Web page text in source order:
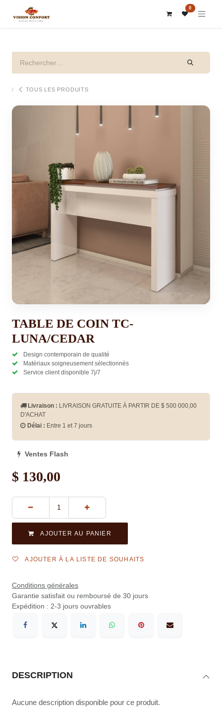
0
TOUS LES PRODUITS
TABLE DE COIN TC-
LUNA/CEDAR
Design contemporain de qualité
Matériaux soigneusement sélectionnés
Service client disponible 7j/7
Livraison : LIVRAISON GRATUITE À PARTIR DE $ 500 000,00
D'ACHAT
Délai : Entre 1 et 7 jours
Ventes Flash
$ 130,00
AJOUTER AU PANIER
AJOUTER À LA LISTE DE SOUHAITS
Conditions générales
Garantie satisfait ou remboursé de 30 jours
Expédition : 2-3 jours ouvrables
DESCRIPTION
Aucune description disponible pour ce produit.